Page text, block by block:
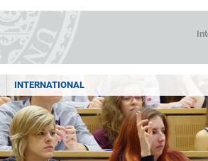
INTERNATIONAL